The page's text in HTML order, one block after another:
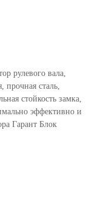
рулевого вала,
прочная сталь,
стойкость замка,
эффективно и
Гарант Блок